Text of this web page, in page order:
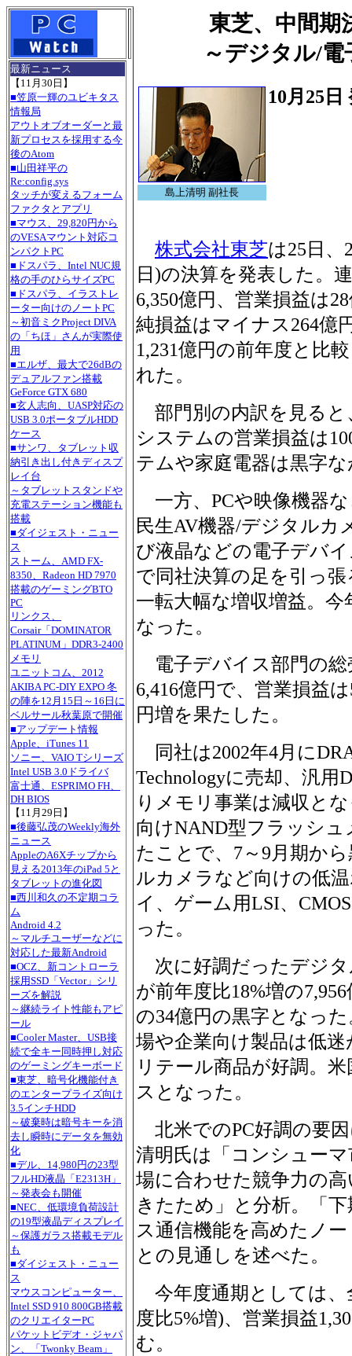
最新ニュース
【11月30日】
■笠原一輝のユビキタス
情報局
アウトオブオーダーと最
新プロセスを採用する今
後のAtom
■山田祥平の
Re:config.sys
タッチが変えるフォーム
ファクタとアプリ
■マウス、29,820円から
のVESAマウント対応コ
ンパクトPC
■ドスパラ、Intel NUC規
格の手のひらサイズPC
■ドスパラ、イラストレ
ーター向けのノートPC
～初音ミクProject DIVA
の「ちほ」さんが実際使
用
■エルザ、最大で26dBの
デュアルファン搭載
GeForce GTX 680
■玄人志向、UASP対応の
USB 3.0ポータブルHDD
ケース
■サンワ、タブレット収
納引き出し付きディスプ
レイ台
～タブレットスタンドや
充電ステーション機能も
搭載
■ダイジェスト・ニュー
ス
ストーム、AMD FX-
8350、Radeon HD 7970
搭載のゲーミングBTO
PC
リンクス、
Corsair「DOMINATOR
PLATINUM」DDR3-2400
メモリ
ユニットコム、2012
AKIBA PC-DIY EXPO 冬
の陣を12月15日～16日に
ベルサール秋葉原で開催
■アップデート情報
Apple、iTunes 11
ソニー、VAIO Tシリーズ
Intel USB 3.0ドライバ
富士通、ESPRIMO FH、
DH BIOS
【11月29日】
■後藤弘茂のWeekly海外
ニュース
AppleのA6Xチップから
見える2013年のiPad 5と
タブレットの進化図
■西川和久の不定期コラ
ム
Android 4.2
～マルチユーザーなどに
対応した最新Android
■OCZ、新コントローラ
採用SSD「Vector」シリ
ーズを解説
～継続ライト性能もアピ
ール
■Cooler Master、USB接
続で全キー同時押し対応
のゲーミングキーボード
■東芝、暗号化機能付き
のエンタープライズ向け
3.5インチHDD
～破棄時は暗号キーを消
去し瞬時にデータを無効
化
■デル、14,980円の23型
フルHD液晶「E2313H」
～発表会も開催
■NEC、低環境負荷設計
の19型液晶ディスプレイ
～保護ガラス搭載モデル
も
■ダイジェスト・ニュー
ス
マウスコンピューター、
Intel SSD 910 800GB搭載
のクリエイターPC
パケットビデオ・ジャパ
ン、「Twonky Beam」
東芝、中間期
～デジタル/
島上清明 副社長
10月25日
株式会社東芝は25日、
日)の決算を発表した。
6,350億円、営業損益は
純損益はマイナス264億
1,231億円の前年度と比
れた。
部門別の内訳を見ると
システムの営業損益は
テムや家庭電器は黒字
一方、PCや映像機器
民生AV機器/デジタルカ
び液晶などの電子デバ
で同社決算の足を引っ
一転大幅な増収増益。
なった。
電子デバイス部門の総
6,416億円で、営業損益
円増を果たした。
同社は2002年4月に
Technologyに売却、汎
りメモリ事業は減収と
向けNAND型フラッシ
たことで、7～9月期か
ルカメラなど向けの低
イ、ゲーム用LSI、
った。
次に好調だったデジタ
が前年度比18%増の
の34億円の黒字となっ
場や企業向け製品は低
リテール商品が好調。
スとなった。
北米でのPC好調の要
清明氏は「コンシュー
場に合わせた競争力の
きたため」と分析。「
ス通信機能を高めたノ
との見通しを述べた。
今年度通期としては、
度比5%増)、営業損益
む。